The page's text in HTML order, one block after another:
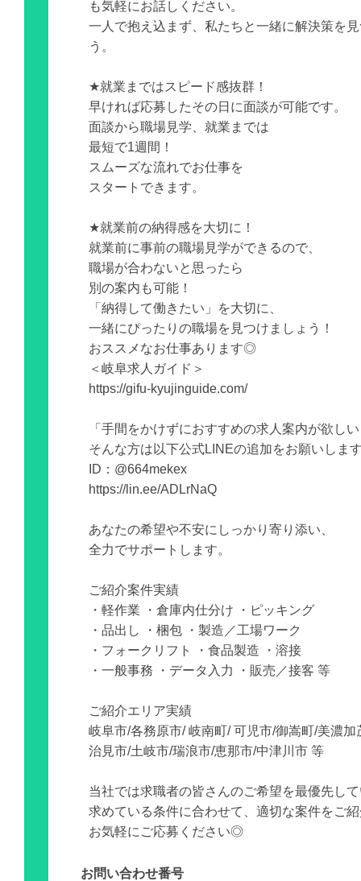
も気軽にお話しください。
一人で抱え込まず、私たちと一緒に解決策を
う。
★就業まではスピード感抜群！
早ければ応募したその日に面談が可能です。
面談から職場見学、就業までは
最短で1週間！
スムーズな流れでお仕事を
スタートできます。
★就業前の納得感を大切に！
就業前に事前の職場見学ができるので、
職場が合わないと思ったら
別の案内も可能！
「納得して働きたい」を大切に、
一緒にぴったりの職場を見つけましょう！
おススメなお仕事あります◎
＜岐阜求人ガイド＞
https://gifu-kyujinguide.com/
「手間をかけずにおすすめの求人案内が欲し
そんな方は以下公式LINEの追加をお願いしま
ID：@664mekex
https://lin.ee/ADLrNaQ
あなたの希望や不安にしっかり寄り添い、
全力でサポートします。
ご紹介案件実績
・軽作業 ・倉庫内仕分け ・ピッキング
・品出し ・梱包 ・製造／工場ワーク
・フォークリフト ・食品製造 ・溶接
・一般事務 ・データ入力 ・販売／接客 等
ご紹介エリア実績
岐阜市/各務原市/ 岐南町/ 可児市/御嵩町/美濃加
治見市/土岐市/瑞浪市/恵那市/中津川市 等
当社では求職者の皆さんのご希望を最優先し
求めている条件に合わせて、適切な案件をご
お気軽にご応募ください◎
お問い合わせ番号